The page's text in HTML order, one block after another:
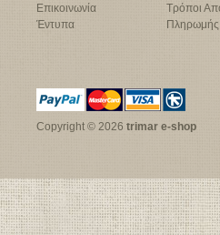
Επικοινωνία
Έντυπα
Τρόποι
Πληρωμής
Copyright © 2026 trimar e-shop